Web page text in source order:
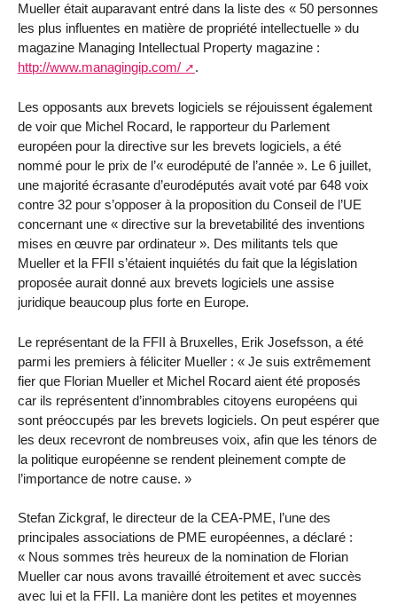
Mueller était auparavant entré dans la liste des « 50 personnes
les plus influentes en matière de propriété intellectuelle » du
magazine Managing Intellectual Property magazine :
http://www.managingip.com/
.
Les opposants aux brevets logiciels se réjouissent également
de voir que Michel Rocard, le rapporteur du Parlement
européen pour la directive sur les brevets logiciels, a été
nommé pour le prix de l’« eurodéputé de l’année ». Le 6 juillet,
une majorité écrasante d’eurodéputés avait voté par 648 voix
contre 32 pour s’opposer à la proposition du Conseil de l’UE
concernant une « directive sur la brevetabilité des inventions
mises en œuvre par ordinateur ». Des militants tels que
Mueller et la FFII s’étaient inquiétés du fait que la législation
proposée aurait donné aux brevets logiciels une assise
juridique beaucoup plus forte en Europe.
Le représentant de la FFII à Bruxelles, Erik Josefsson, a été
parmi les premiers à féliciter Mueller : « Je suis extrêmement
fier que Florian Mueller et Michel Rocard aient été proposés
car ils représentent d’innombrables citoyens européens qui
sont préoccupés par les brevets logiciels. On peut espérer que
les deux recevront de nombreuses voix, afin que les ténors de
la politique européenne se rendent pleinement compte de
l’importance de notre cause. »
Stefan Zickgraf, le directeur de la CEA-PME, l’une des
principales associations de PME européennes, a déclaré :
« Nous sommes très heureux de la nomination de Florian
Mueller car nous avons travaillé étroitement et avec succès
avec lui et la FFII. La manière dont les petites et moyennes